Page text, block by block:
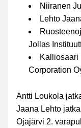
Niiranen
Lehto
Jollas
Kalliosaari
Corporation
Antti Loukola
Jaana Lehto
Ojajärvi 2.